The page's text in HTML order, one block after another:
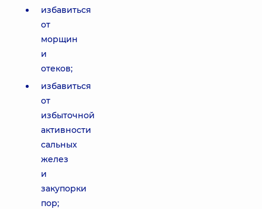
избавиться
от
морщин
и
отеков;
избавиться
от
избыточной
активности
сальных
желез
и
закупорки
пор;